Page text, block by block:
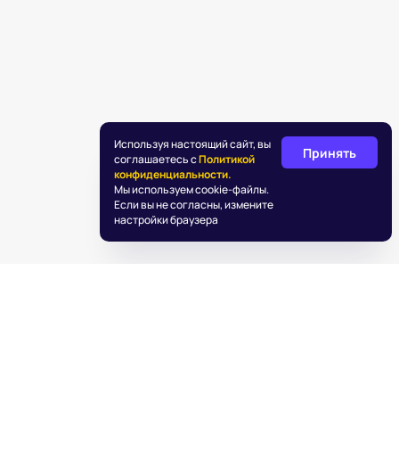
Используя настоящий сайт, вы
соглашаетесь сПолитикой
конфиденциальности.
Мы используем cookie-файлы.
Если вы не согласны, измените
настройки браузера
Принять